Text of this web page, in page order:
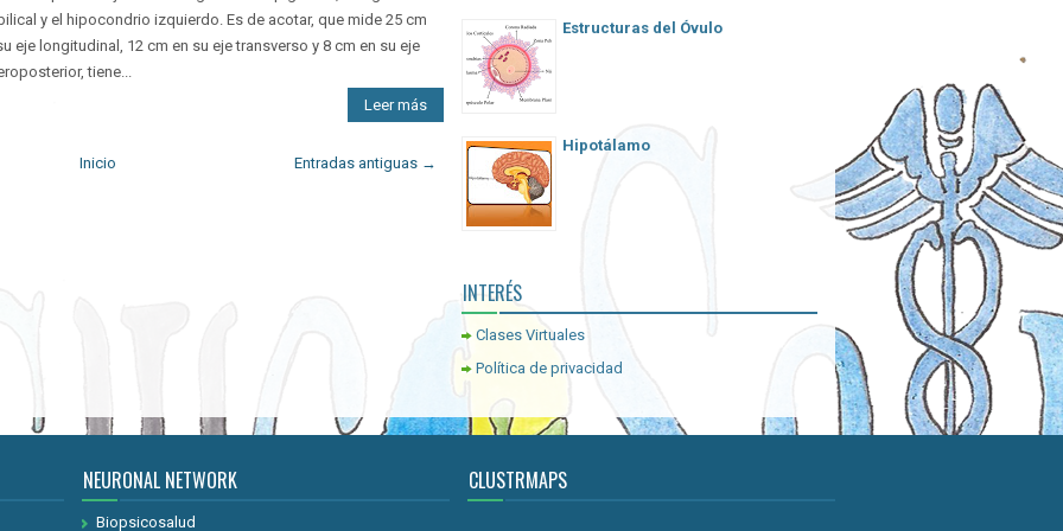
y el hipocondrio izquierdo. Es de acotar, que mide 25 cm
eje longitudinal, 12 cm en su eje transverso y 8 cm en su eje
tiene...
Leer más
Entradas antiguas →
Inicio
Estructuras del Óvulo
Hipotálamo
INTERÉS
Clases Virtuales
Política de privacidad
NEURONAL NETWORK
Biopsicosalud
CLUSTRMAPS